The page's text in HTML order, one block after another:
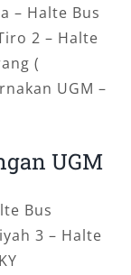
– Halte Bus
2 – Halte
(
UGM –
UGM
Bus
3 – Halte